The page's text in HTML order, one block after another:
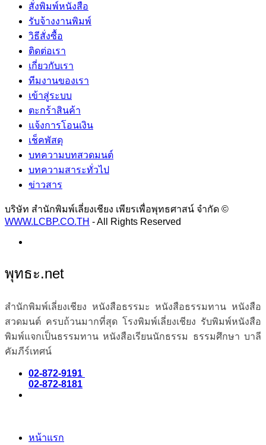
สั่งพิมพ์หนังสือ
รับจ้างงานพิมพ์
วิธีสั่งซื้อ
ติดต่อเรา
เกี่ยวกับเรา
ทีมงานของเรา
เข้าสู่ระบบ
ตะกร้าสินค้า
แจ้งการโอนเงิน
เช็คพัสดุ
บทความบทสวดมนต์
บทความสาระทั่วไป
ข่าวสาร
บริษัท สำนักพิมพ์เลี่ยงเชียง เพียรเพื่อพุทธศาสน์ จำกัด ©
WWW.LCBP.CO.TH - All Rights Reserved
พุทธะ.net
สำนักพิมพ์เลี่ยงเชียง หนังสือธรรมะ หนังสือธรรมทาน หนังสือ
สวดมนต์ ครบถ้วนมากที่สุด โรงพิมพ์เลี่ยงเชียง รับพิมพ์หนังสือ
พิมพ์แจกเป็นธรรมทาน หนังสือเรียนนักธรรม ธรรมศึกษา บาลี
คัมภีร์เทศน์
02-872-9191
02-872-8181
หน้าแรก